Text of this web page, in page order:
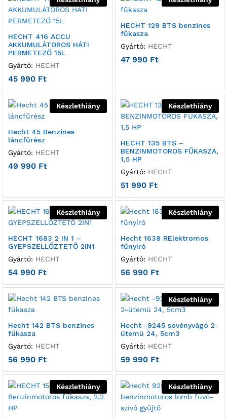
HECHT 416 ACCU
AKKUMULÁTOROS HÁTI
PERMETEZŐ 15L
Gyártó: HECHT
45 990 Ft
HECHT 129 BTS benzines
fűkasza
Gyártó: HECHT
47 990 Ft
Készlethiány
Hecht 45 Benzines
láncfűrész
Gyártó: HECHT
49 990 Ft
Készlethiány
HECHT 135 BTS –
BENZINMOTOROS FŰKASZA,
1,5 HP
Gyártó: HECHT
51 990 Ft
Készlethiány
HECHT 1683 2 IN 1 –
GYEPSZELLŐZTETŐ 2IN1
Gyártó: HECHT
54 990 Ft
Készlethiány
Hecht 1638 RElektromos
fűnyíró
Gyártó: HECHT
56 990 Ft
Hecht 142 BTS benzines
fűkasza
Gyártó: HECHT
56 990 Ft
Készlethiány
Hecht -9245 sövényvágó 2-
ütemü 24, 5cm3
Gyártó: HECHT
59 990 Ft
Készlethiány Készlethiány